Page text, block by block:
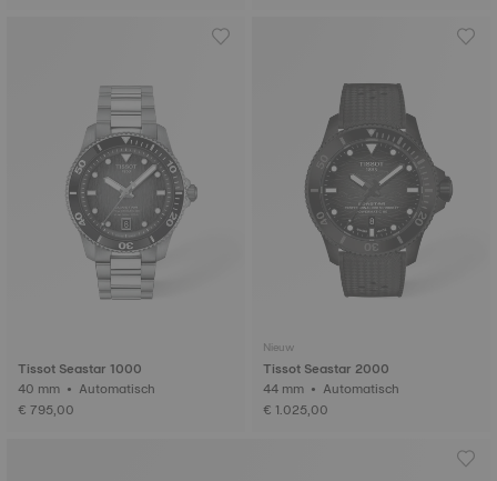
Tissot Seastar 1000
40 mm • Automatisch
€ 795,00
Nieuw
Tissot Seastar 2000
44 mm • Automatisch
€ 1.025,00